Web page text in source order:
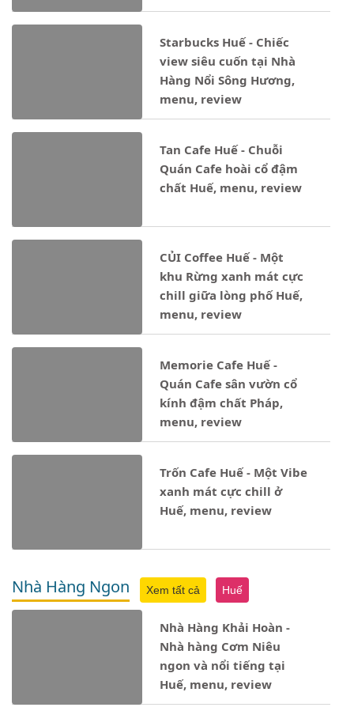
Starbucks Huế - Chiếc
view siêu cuốn tại Nhà
Hàng Nổi Sông Hương,
menu, review
Tan Cafe Huế - Chuỗi
Quán Cafe hoài cổ đậm
chất Huế, menu, review
CỦI Coffee Huế - Một
khu Rừng xanh mát cực
chill giữa lòng phố Huế,
menu, review
Memorie Cafe Huế -
Quán Cafe sân vườn cổ
kính đậm chất Pháp,
menu, review
Trốn Cafe Huế - Một Vibe
xanh mát cực chill ở
Huế, menu, review
Nhà Hàng Ngon Xem tất cả Huế
Nhà Hàng Khải Hoàn -
Nhà hàng Cơm Niêu
ngon và nổi tiếng tại
Huế, menu, review